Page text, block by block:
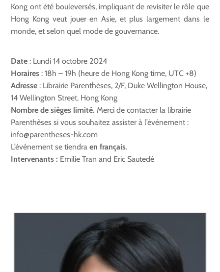
Kong ont été bouleversés, impliquant de revisiter le rôle que
Hong Kong veut jouer en Asie, et plus largement dans le
monde, et selon quel mode de gouvernance.
Date: Lundi 14 octobre 2024
Horaires: 18h – 19h (heure de Hong Kong time, UTC +8)
Adresse: Librairie Parenthèses, 2/F, Duke Wellington House,
14 Wellington Street, Hong Kong
Nombre de sièges limité.Merci de contacter la librairie
Parenthèses si vous souhaitez assister à l’événement :
info@parentheses-hk.com
L’événement se tiendraen français.
Intervenants : Emilie Tran and Eric Sautedé